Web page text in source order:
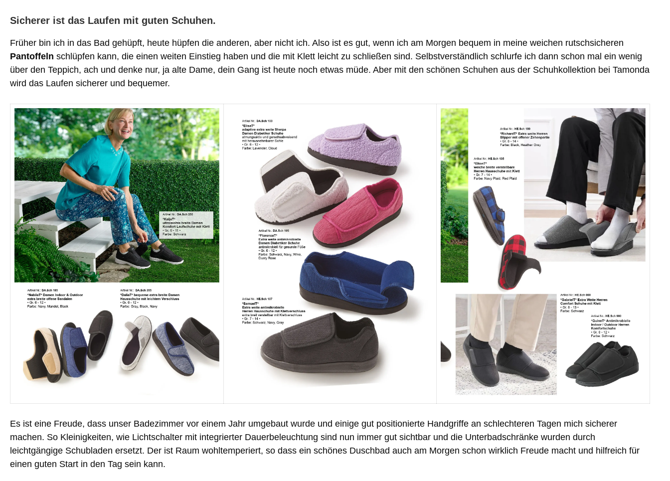
Sicherer ist das Laufen mit guten Schuhen.
Früher bin ich in das Bad gehüpft, heute hüpfen die anderen, aber nicht ich. Also ist es gut, wenn ich am Morgen bequem in meine weichen rutschsicheren
Pantoffeln schlüpfen kann, die einen weiten Einstieg haben und die mit Klett leicht zu schließen sind. Selbstverständlich schlurfe ich dann schon mal ein wenig
über den Teppich, ach und denke nur, ja alte Dame, dein Gang ist heute noch etwas müde. Aber mit den schönen Schuhen aus der Schuhkollektion bei Tamonda
wird das Laufen sicherer und bequemer.
Es ist eine Freude, dass unser Badezimmer vor einem Jahr umgebaut wurde und einige gut positionierte Handgriffe an schlechteren Tagen mich sicherer
machen. So Kleinigkeiten, wie Lichtschalter mit integrierter Dauerbeleuchtung sind nun immer gut sichtbar und die Unterbadschränke wurden durch
leichtgängige Schubladen ersetzt. Der ist Raum wohltemperiert, so dass ein schönes Duschbad auch am Morgen schon wirklich Freude macht und hilfreich für
einen guten Start in den Tag sein kann.